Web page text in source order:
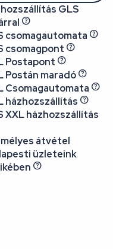
GLS
csomagautomata
csomagpont
Postapont
Postán maradó
Csomagautomata
házhozszállítás
XXL házhozszállítás
átvétel
üzleteink